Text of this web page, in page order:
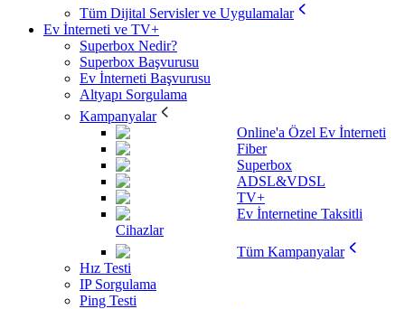
Tüm Dijital Servisler ve Uygulamalar
Ev İnterneti ve TV+
Superbox Nedir?
Superbox Başvurusu
Ev İnterneti Başvurusu
Altyapı Sorgulama
Kampanyalar
Online'a Özel Ev İnterneti
Fiber
Superbox
ADSL&VDSL
TV+
Ev İnternetine Taksitli
Cihazlar
Tüm Kampanyalar
Hız Testi
IP Sorgulama
Ping Testi